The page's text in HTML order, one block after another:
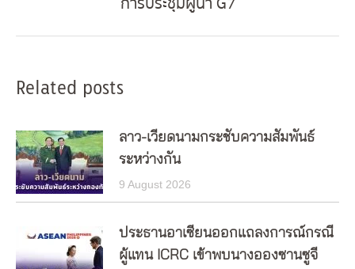
post:
Related posts
ลาว-เวียดนามกระชับความสัมพันธ์
ระหว่างกัน
9 August 2026
ประธานอาเซียนออกแถลงการณ์กรณี
ผู้แทน ICRC เข้าพบนางอองซานซูจี